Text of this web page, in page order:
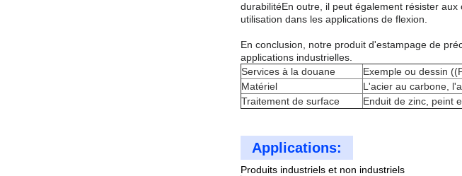
durabilitéEn outre, il peut également résister
utilisation dans les applications de flexion.
En conclusion, notre produit d'estampage de
applications industrielles.
Services à la douane
Exemple ou dessin
Matériel
L'acier au carbone,
Traitement de surface
Enduit de zinc, peint
Applications:
Produits industriels et non industriels